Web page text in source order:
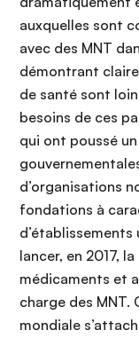
auxquelles sont
avec des MNT
démontrant
de santé sont
besoins de ces
qui ont poussé
d’organisations
fondations à
d’établissements
lancer, en 2017,
médicaments et
charge des
mondiale